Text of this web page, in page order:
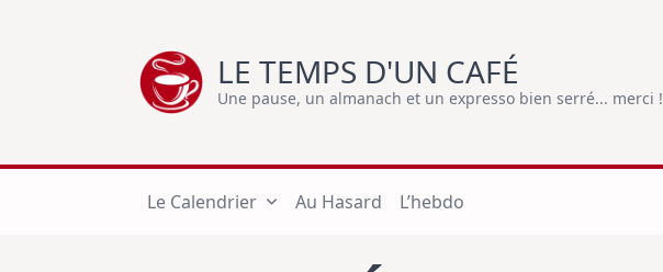
LE TEMPS D'UN CAFÉ
Une pause, un almanach et un expresso bien serré... merci !
Le Calendrier Au Hasard L’hebdo